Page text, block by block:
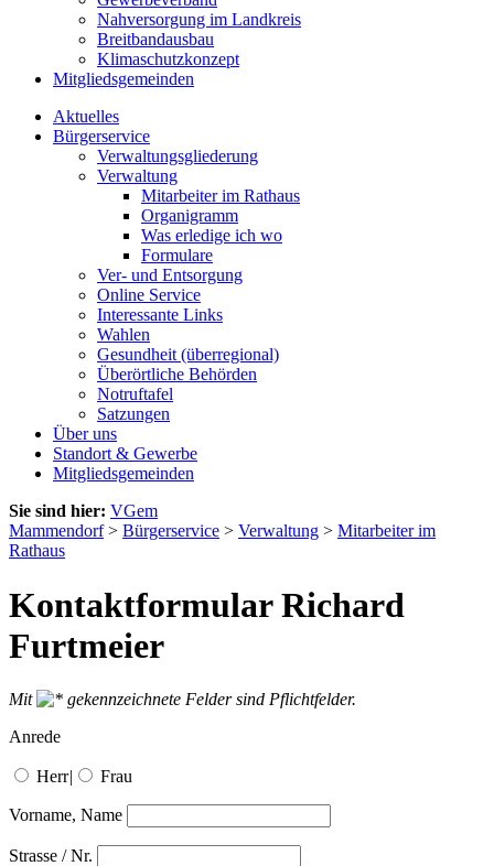
Nahversorgung im Landkreis
Breitbandausbau
Klimaschutzkonzept
Mitgliedsgemeinden
Aktuelles
Bürgerservice
Verwaltungsgliederung
Verwaltung
Mitarbeiter im Rathaus
Organigramm
Was erledige ich wo
Formulare
Ver- und Entsorgung
Online Service
Interessante Links
Wahlen
Gesundheit (überregional)
Überörtliche Behörden
Notruftafel
Satzungen
Über uns
Standort & Gewerbe
Mitgliedsgemeinden
Sie sind hier: VGem
Mammendorf> Bürgerservice > Verwaltung > Mitarbeiter im
Rathaus
Kontaktformular Richard
Furtmeier
Mit
gekennzeichnete Felder sind Pflichtfelder.
Anrede
Herr| Frau
Vorname, Name
Strasse / Nr.